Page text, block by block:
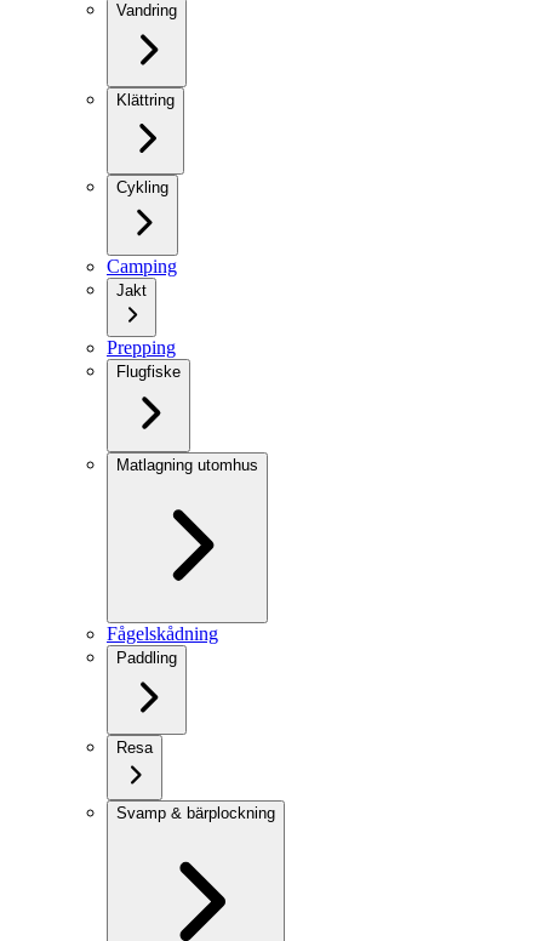
Vandring
Klättring
Cykling
Camping
Jakt
Prepping
Flugfiske
Matlagning utomhus
Fågelskådning
Paddling
Resa
Svamp & bärplockning